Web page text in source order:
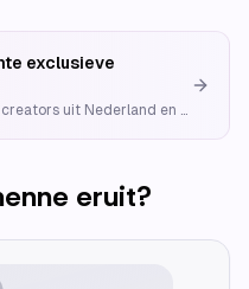
exclusieve
Bekijk geverifieerde creators uit Nederland en België
eruit?